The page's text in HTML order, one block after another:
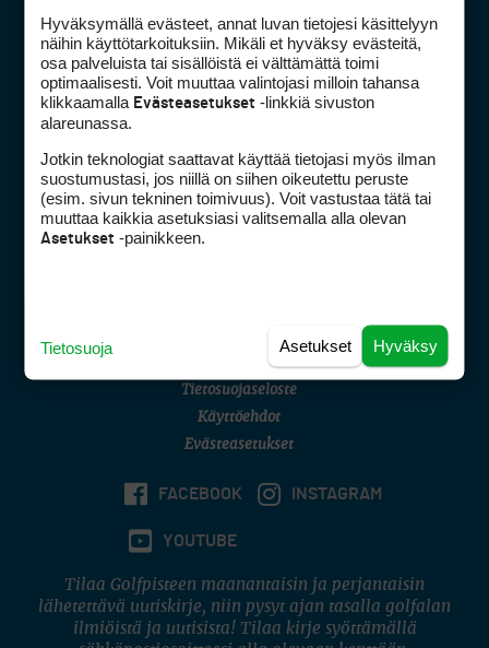
Golfpiste mediakortti
Golfpisteen yhteystiedot
DSA avoimuusraportti
Asiakaspalvelu
(digi) digi@otavamedia.fi
Tietosuojaseloste
Käyttöehdot
Evästeasetukset
FACEBOOK INSTAGRAM
YOUTUBE
Tilaa Golfpisteen maanantaisin ja perjantaisin
lähetettävä uutiskirje, niin pysyt ajan tasalla golfalan
ilmiöistä ja uutisista! Tilaa kirje syöttämällä
Hyväksymällä evästeet, annat luvan tietojesi käsittelyyn
näihin käyttötarkoituksiin. Mikäli et hyväksy evästeitä,
osa palveluista tai sisällöistä ei välttämättä toimi
optimaalisesti. Voit muuttaa valintojasi milloin tahansa
klikkaamalla Evästeasetukset -linkkiä sivuston
alareunassa.
Jotkin teknologiat saattavat käyttää tietojasi myös ilman
suostumustasi, jos niillä on siihen oikeutettu peruste
(esim. sivun tekninen toimivuus). Voit vastustaa tätä tai
muuttaa kaikkia asetuksiasi valitsemalla alla olevan
Asetukset -painikkeen.
Hyväksy
Asetukset
Tietosuoja